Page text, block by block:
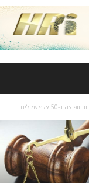
ב-50 אלף שקלים